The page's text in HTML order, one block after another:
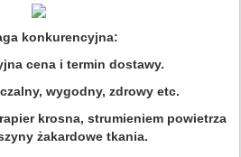
konkurencyjna:
cena i termin dostawy.
wygodny, zdrowy etc.
krosna, strumieniem powietrza
żakardowe tkania.